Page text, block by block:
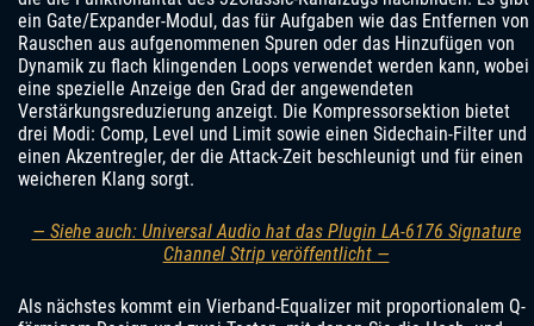
ein Gate/Expander-Modul, das für Aufgaben wie das Entfernen von
Rauschen aus aufgenommenen Spuren oder das Hinzufügen von
Dynamik zu flach klingenden Loops verwendet werden kann, wobei
eine spezielle Anzeige den Grad der angewendeten
Verstärkungsreduzierung anzeigt. Die Kompressorsektion bietet
drei Modi: Comp, Level und Limit sowie einen Sidechain-Filter und
einen Akzentregler, der die Attack-Zeit beschleunigt und für einen
weicheren Klang sorgt.
— Siehe auch: Universal Audio hat das Plugin LA-6176 Signature
Channel Strip veröffentlicht —
Als nächstes kommt ein Vierband-Equalizer mit proportionalem Q-